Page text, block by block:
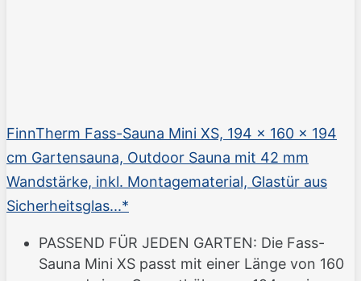
FinnTherm Fass-Sauna Mini XS, 194 x 160 x 194
cm Gartensauna, Outdoor Sauna mit 42 mm
Wandstärke, inkl. Montagematerial, Glastür aus
Sicherheitsglas...*
PASSEND FÜR JEDEN GARTEN: Die Fass-
Sauna Mini XS passt mit einer Länge von 160